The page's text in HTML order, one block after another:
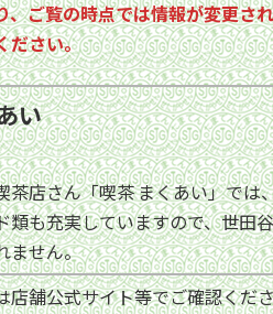
ご覧の時点では情報が変更
ださい。
い
店さん「喫茶 まくあい」では
も充実していますので、世
ません。
店舗公式サイト等でご確認くだ